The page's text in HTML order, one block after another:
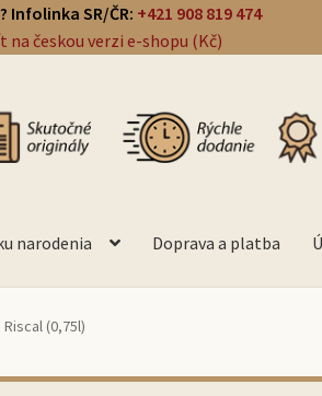
Infolinka SR/ČR: +421 908 819 474
českou verzi e-shopu (Kč)
narodenia Doprava a platba
(0,75l)